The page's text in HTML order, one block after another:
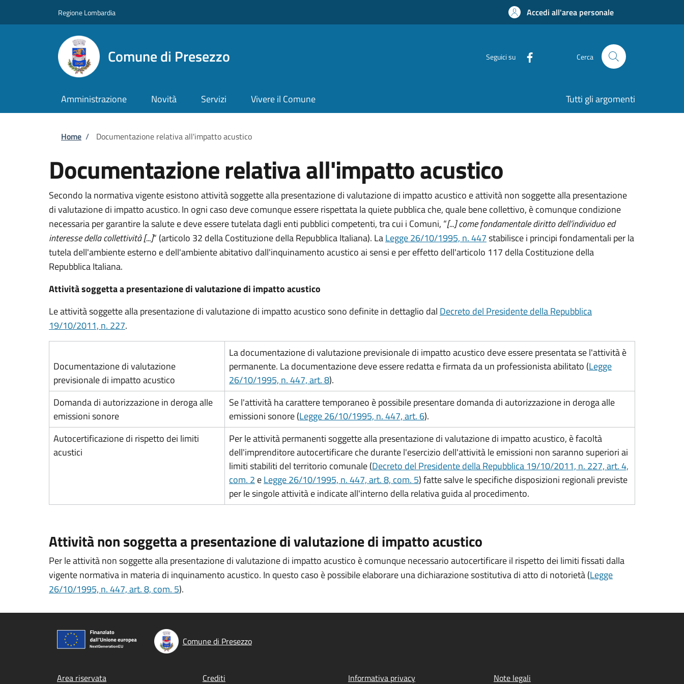
Regione Lombardia Accedi all'area personale
Comune di Presezzo Seguici su Cerca
Amministrazione Novità Servizi Vivere il Comune Tutti gli argomenti
Briciole di pane
Home / Documentazione relativa all'impatto acustico
Documentazione relativa all'impatto acustico
Secondo la normativa vigente esistono attività soggette alla presentazione di valutazione di impatto acustico e attività non soggette alla presentazione
di valutazione di impatto acustico.In ogni caso deve comunque essere rispettata la quiete pubblica che, quale bene collettivo, è comunque condizione
necessaria per garantire la salute e deve essere tutelata dagli enti pubblici competenti, tra cui i Comuni, “[...] come fondamentale diritto dell’individuo ed
interesse della collettività [...]“ (articolo 32 della Costituzione della Repubblica Italiana). LaLegge 26/10/1995, n. 447stabilisce i principi fondamentali per la
tutela dell'ambiente esterno e dell'ambiente abitativo dall'inquinamento acustico ai sensi e per effetto dell'articolo 117 della Costituzione della
Repubblica Italiana.
Attività soggetta a presentazione di valutazione di impatto acustico
Le attività soggette alla presentazione di valutazione di impatto acustico sono definite in dettaglio dal Decreto del Presidente della Repubblica
19/10/2011, n. 227.
Documentazione di valutazione
previsionale di impatto acustico
La documentazione di valutazione previsionale di impatto acustico deve essere presentata se l'attività è
permanente. La documentazione deve essere redatta e firmata da un professionista abilitato (Legge
26/10/1995, n. 447, art. 8).
Domanda di autorizzazione in deroga alle
emissioni sonore
Se l'attività ha carattere temporaneo è possibile presentare domanda di autorizzazione in deroga alle
emissioni sonore (Legge 26/10/1995, n. 447,art. 6).
Autocertificazione di rispetto dei limiti
acustici
Per le attività permanenti soggette alla presentazione di valutazione di impatto acustico, è facoltà
dell'imprenditore autocertificare che durante l'esercizio dell'attività le emissioni non saranno superiori ai
limiti stabiliti del territorio comunale (Decreto del Presidente della Repubblica 19/10/2011, n. 227, art. 4,
com. 2 eLegge 26/10/1995, n. 447, art. 8, com. 5) fatte salve le specifiche disposizioni regionali previste
per le singole attività e indicate all'interno della relativa guida al procedimento.
Attività non soggetta a presentazione di valutazione di impatto acustico
Per le attività non soggette alla presentazione di valutazione di impatto acustico è comunque necessario autocertificare il rispetto dei limiti fissati dalla
vigente normativa in materia di inquinamento acustico. In questo caso è possibile elaborare una dichiarazione sostitutiva di atto di notorietà (Legge
26/10/1995, n. 447, art. 8, com. 5).
Comune di Presezzo
Area riservata Crediti Informativa privacy Note legali